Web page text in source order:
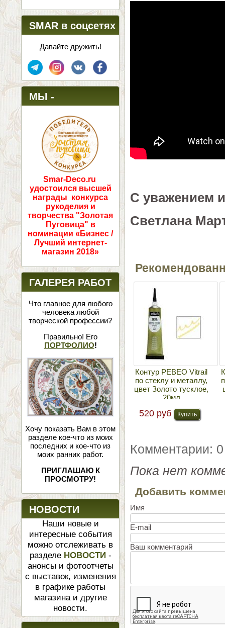
SMAR в соцсетях
Давайте дружить!
МЫ -
ПОБЕДИТЕЛИ!
Smar-Deco.ru
удостоился высшей
награды конкурса
рукоделия и
творчества "Золотая
Пуговица" в
номинации «Бизнес /
Лучший интернет-
магазин 2018»
ГАЛЕРЕЯ РАБОТ
Что главное для любого
человека любой
творческой профессии?
Правильно! Его
ПОРТФОЛИО!
Хочу показать Вам в этом
разделе кое-что из моих
последних и кое-что из
моих ранних работ.
ПРИГЛАШАЮ К
ПРОСМОТРУ!
НОВОСТИ
Наши новые и
интересные события
можно отслеживать в
разделе НОВОСТИ -
анонсы и фотоотчеты
с выставок, изменения
в графике работы
магазина и другие
новости.
С уважением
Светлана
Контур PEBEO Vitrail
по стеклу и металлу,
цвет Золото тусклое,
20мл
520 руб
Комментарии: 0
Пока нет
Добавить
Имя
E-mail
Ваш комментарий